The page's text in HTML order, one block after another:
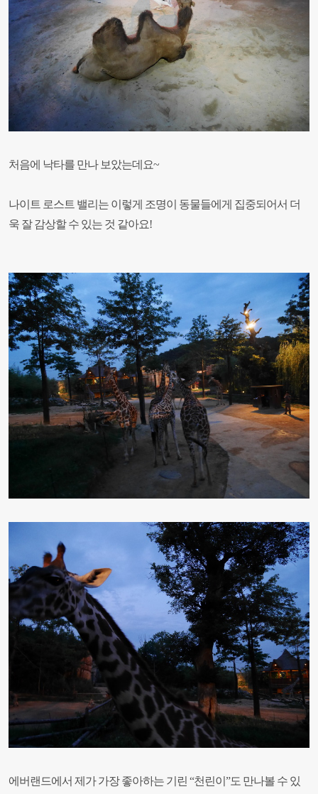
처음에 낙타를 만나 보았는데요~
나이트 로스트 밸리는 이렇게 조명이 동물들에게 집중되어서 더
욱 잘 감상할 수 있는 것 같아요!
에버랜드에서 제가 가장 좋아하는 기린 “천린이”도 만나볼 수 있